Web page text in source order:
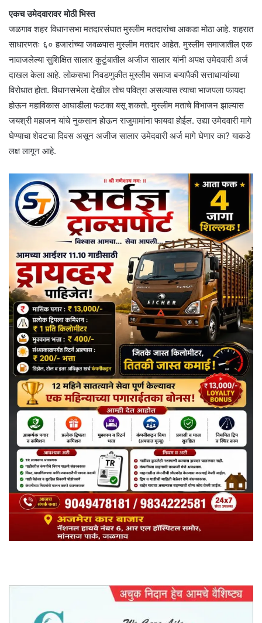
एकच उमेदवारावर मोठी भिस्त
जळगाव शहर विधानसभा मतदारसंघात मुस्लीम मतदारांचा आकडा मोठा आहे. शहरात
साधारणतः ६० हजारांच्या जवळपास मुस्लीम मतदार आहेत. मुस्लीम समाजातील एक
नावाजलेल्या सुशिक्षित सालार कुटुंबातील अजीज सालार यांनी अपक्ष उमेदवारी अर्ज
दाखल केला आहे. लोकसभा निवडणुकीत मुस्लीम समाज बऱ्यापैकी सत्ताधाऱ्यांच्या
विरोधात होता. विधानसभेला देखील तोच पवित्रा असल्यास त्याचा भाजपला फायदा
होऊन महाविकास आघाडीला फटका बसू शकतो. मुस्लीम मताचे विभाजन झाल्यास
जयश्री महाजन यांचे नुकसान होऊन राजुमामांना फायदा होईल. उद्या उमेदवारी मागे
घेण्याचा शेवटचा दिवस असून अजीज सालार उमेदवारी अर्ज मागे घेणार का? याकडे
लक्ष लागून आहे.